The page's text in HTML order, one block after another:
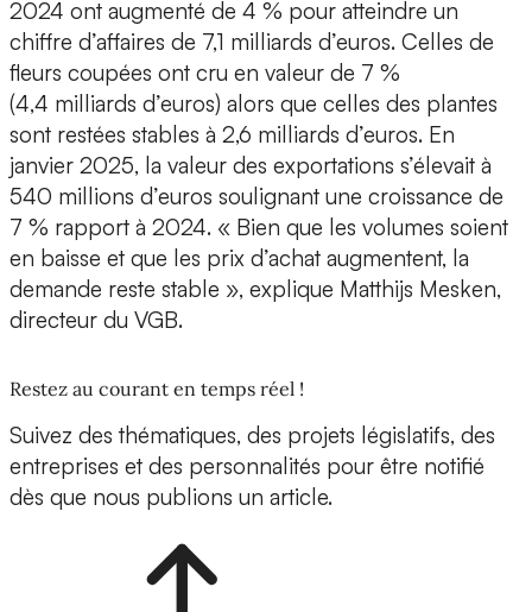
2024 ont augmenté de 4 % pour atteindre un
chiffre d’affaires de 7,1 milliards d’euros. Celles de
fleurs coupées ont cru en valeur de 7 %
(4,4 milliards d’euros) alors que celles des plantes
sont restées stables à 2,6 milliards d’euros. En
janvier 2025, la valeur des exportations s’élevait à
540 millions d’euros soulignant une croissance de
7 % rapport à 2024. « Bien que les volumes soient
en baisse et que les prix d’achat augmentent, la
demande reste stable », explique Matthijs Mesken,
directeur du VGB.
Restez au courant en temps réel !
Suivez des thématiques, des projets législatifs, des
entreprises et des personnalités pour être notifié
dès que nous publions un article.